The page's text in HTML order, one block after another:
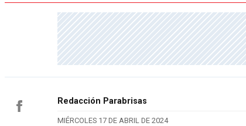
Redacción Parabrisas
MIÉRCOLES 17 DE ABRIL DE 2024